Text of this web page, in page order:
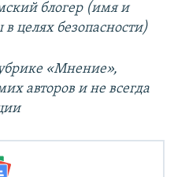
блогер (имя и
целях безопасности)
«Мнение»,
авторов и не всегда